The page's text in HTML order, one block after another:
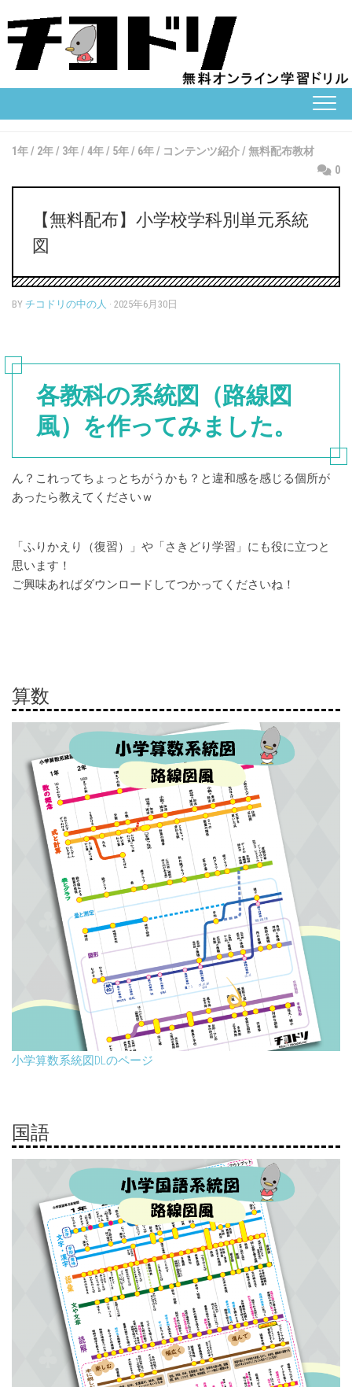
to
content
1年/ 2年/ 3年/ 4年/ 5年/ 6年/ コンテンツ紹介/ 無料配布教材
0
【無料配布】小学校学科別単元系統
図
BY チコドリの中の人 · 2025年6月30日
各教科の系統図（路線図
風）を作ってみました。
ん？これってちょっとちがうかも？と違和感を感じる個所が
あったら教えてくださいｗ
「ふりかえり（復習）」や「さきどり学習」にも役に立つと
思います！
ご興味あればダウンロードしてつかってくださいね！
算数
小学算数系統図DLのページ
国語